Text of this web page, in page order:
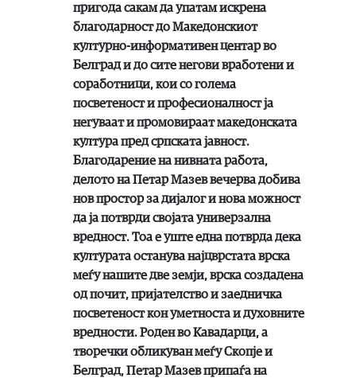
пригода сакам да упатам искрена
благодарност до Македонскиот
културно-информативен центар во
Белград и до сите негови вработени и
соработници, кои со голема
посветеност и професионалност ја
негуваат и промовираат македонската
култура пред српската јавност.
Благодарение на нивната работа,
делото на Петар Мазев вечерва добива
нов простор за дијалог и нова можност
да ја потврди својата универзална
вредност. Тоа е уште една потврда дека
културата останува најцврстата врска
меѓу нашите две земји, врска создадена
од почит, пријателство и заедничка
посветеност кон уметноста и духовните
вредности. Роден во Кавадарци, а
творечки обликуван меѓу Скопје и
Белград, Петар Мазев припаѓа на